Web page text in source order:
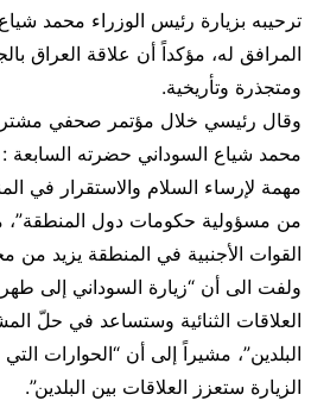
ترحيبه بزيارة رئيس الوزراء محمد
المرافق له، مؤكداً أن علاقة العراق
ومتجذرة وتأريخية.
وقال رئيسي خلال مؤتمر صحفي
محمد شياع السوداني حضرته السابعة :
مهمة لإرساء السلام والاستقرار في
من مسؤولية حكومات دول المنطقة”،
القوات الأجنبية في المنطقة يزيد من
ولفت الى أن “زيارة السوداني إلى
العلاقات الثنائية وستساعد في حلّ
البلدين”، مشيراً إلى أن “الحوارات
الزيارة ستعزز العلاقات بين البلدين”.